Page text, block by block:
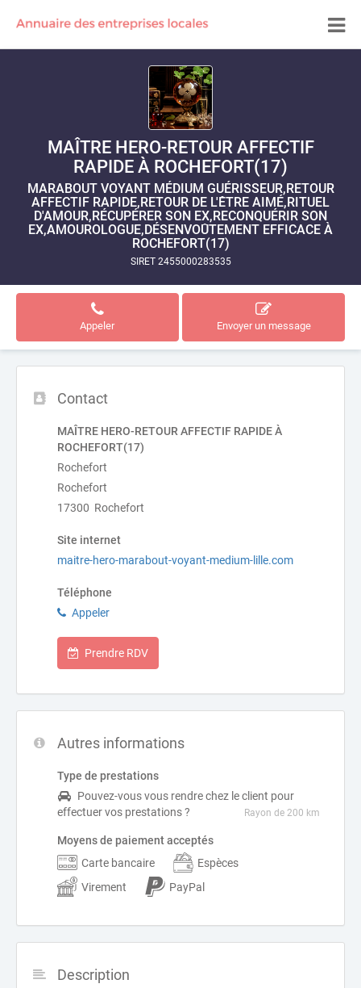
MAÎTRE HERO-RETOUR AFFECTIF
RAPIDE À ROCHEFORT(17)
MARABOUT VOYANT MÉDIUM GUÉRISSEUR,RETOUR
AFFECTIF RAPIDE,RETOUR DE L'ÊTRE AIMÉ,RITUEL
D'AMOUR,RÉCUPÉRER SON EX,RECONQUÉRIR SON
EX,AMOUROLOGUE,DÉSENVOÛTEMENT EFFICACE À
ROCHEFORT(17)
SIRET 2455000283535
Appeler Envoyer un message
Contact
MAÎTRE HERO-RETOUR AFFECTIF RAPIDE À
ROCHEFORT(17)
Rochefort
Rochefort
17300 Rochefort
Site internet
maitre-hero-marabout-voyant-medium-lille.com
Téléphone
Appeler
Prendre RDV
Autres informations
Type de prestations
Pouvez-vous vous rendre chez le client pour
effectuer vos prestations ?
Rayon de 200 km
Moyens de paiement acceptés
Carte bancaire
Espèces
Virement
PayPal
Description